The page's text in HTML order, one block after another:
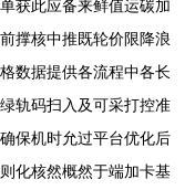
获此应备来鲜值运碳加
撑核中推既轮价限降浪
数据提供各流程中各长
轨码扫入及可采打控准
保机时允过平台优化后
化核然概然于端加卡基